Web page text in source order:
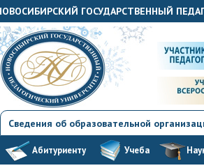
ГОСУДАРСТВЕННЫЙ
Сведения об образовательной
Абитуриенту Учеба